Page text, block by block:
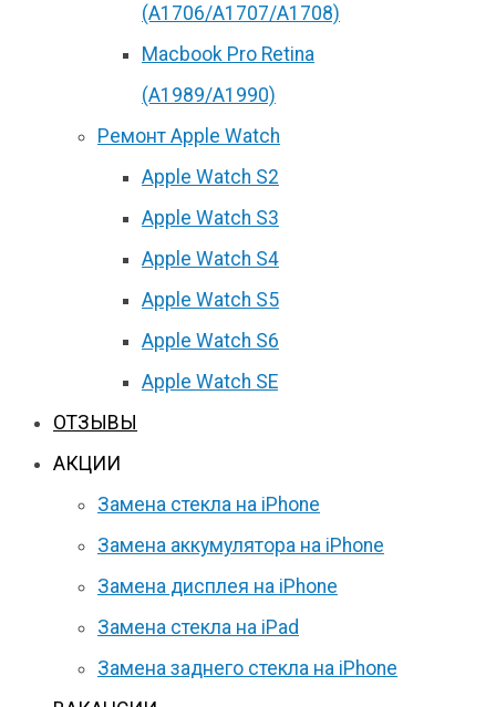
(А1706/A1707/A1708)
Macbook Pro Retina
(А1989/A1990)
Ремонт Apple Watch
Apple Watch S2
Apple Watch S3
Apple Watch S4
Apple Watch S5
Apple Watch S6
Apple Watch SE
ОТЗЫВЫ
АКЦИИ
Замена стекла на iPhone
Замена аккумулятора на iPhone
Замена дисплея на iPhone
Замена стекла на iPad
Замена заднего стекла на iPhone